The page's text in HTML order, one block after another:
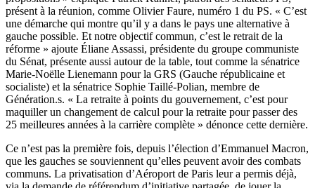
présent à la réunion, comme Olivier Faure, numéro 1 du PS. « C’est
une démarche qui montre qu’il y a dans le pays une alternative à
gauche possible. Et notre objectif commun, c’est le retrait de la
réforme » ajoute Éliane Assassi, présidente du groupe communiste
du Sénat, présente aussi autour de la table, tout comme la sénatrice
Marie-Noëlle Lienemann pour la GRS (Gauche républicaine et
socialiste) et la sénatrice Sophie Taillé-Polian, membre de
Génération.s. « La retraite à points du gouvernement, c’est pour
maquiller un changement de calcul pour la retraite pour passer des
25 meilleures années à la carrière complète » dénonce cette dernière.
Ce n’est pas la première fois, depuis l’élection d’Emmanuel Macron,
que les gauches se souviennent qu’elles peuvent avoir des combats
communs. La privatisation d’Aéroport de Paris leur a permis déjà,